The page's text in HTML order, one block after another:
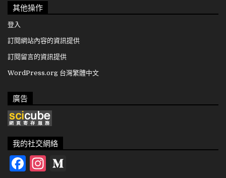
其他操作
登入
訂閱網站內容的資訊提供
訂閱留言的資訊提供
WordPress.org 台灣繁體中文
廣告
我的社交網絡
Facebook
Instagram